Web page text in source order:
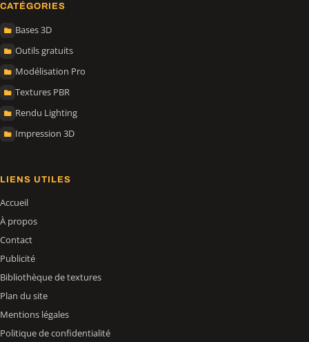
CATÉGORIES
Bases 3D
Outils gratuits
Modélisation Pro
Textures PBR
Rendu Lighting
Impression 3D
LIENS UTILES
Accueil
À propos
Contact
Publicité
Bibliothèque de textures
Plan du site
Mentions légales
Politique de confidentialité